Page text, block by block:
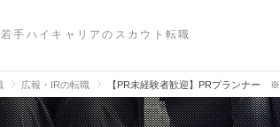
若手ハイキャリアのスカウト転職
広報・IRの転職 【PR未経験者歓迎】PRプランナー